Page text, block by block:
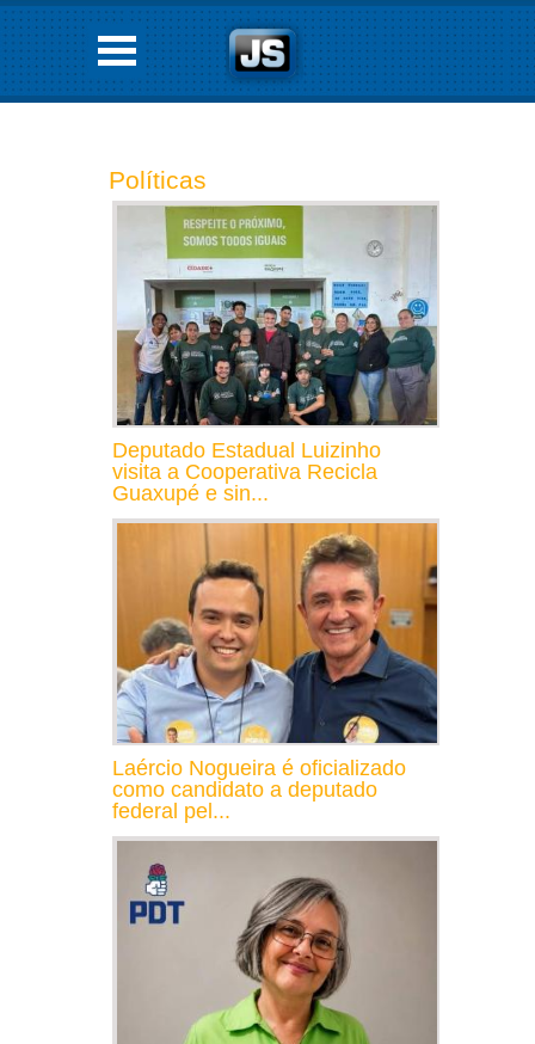
Políticas
Deputado Estadual Luizinho
visita a Cooperativa Recicla
Guaxupé e sin...
Laércio Nogueira é oficializado
como candidato a deputado
federal pel...